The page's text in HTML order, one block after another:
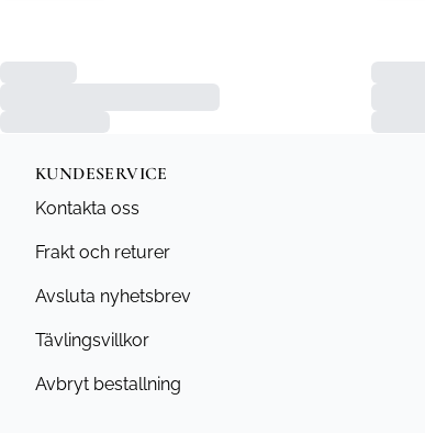
KUNDESERVICE
Kontakta oss
Frakt och returer
Avsluta nyhetsbrev
Tävlingsvillkor
Avbryt bestallning